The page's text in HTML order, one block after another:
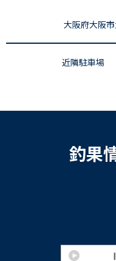
大阪府大阪
近隣駐車場
釣果